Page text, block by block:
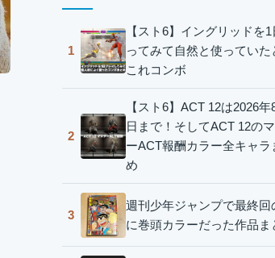
1
【スト6】イングリッドを1
ってみて自然と使っていた
これコンボ
2
【スト6】ACT 12は2026年
日まで！そしてACT 12の
ーACT報酬カラー全キャラ
め
3
週刊少年ジャンプで最終回
に巻頭カラーだった作品ま